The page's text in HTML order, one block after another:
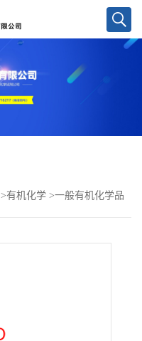
>有机化学 >一般有机化学品